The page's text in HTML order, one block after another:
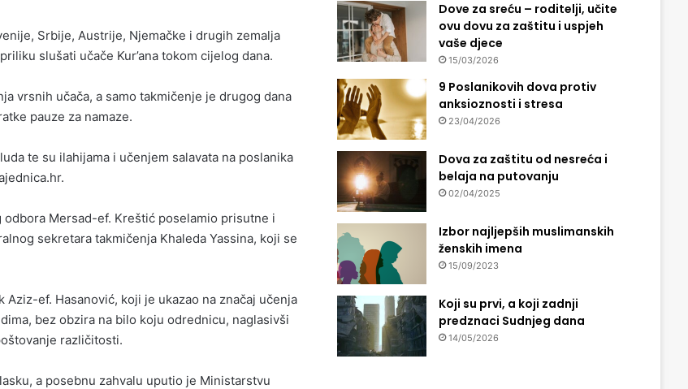
Srbije, Austrije, Njemačke i drugih zemalja
slušati učače Kur’ana tokom cijelog dana.
vrsnih učača, a samo takmičenje je drugog dana
pauze za namaze.
te su ilahijama i učenjem salavata na poslanika
Mersad-ef. Kreštić poselamio prisutne i
sekretara takmičenja Khaleda Yassina, koji se
ef. Hasanović, koji je ukazao na značaj učenja
bez obzira na bilo koju odrednicu, naglasivši
različitosti.
a posebnu zahvalu uputio je Ministarstvu
Dove za sreću – roditelji, učite
ovu dovu za zaštitu i uspjeh
vaše djece
15/03/2026
9 Poslanikovih dova protiv
anksioznosti i stresa
23/04/2026
Dova za zaštitu od nesreća i
belaja na putovanju
02/04/2025
Izbor najljepših muslimanskih
ženskih imena
15/09/2023
Koji su prvi, a koji zadnji
predznaci Sudnjeg dana
14/05/2026